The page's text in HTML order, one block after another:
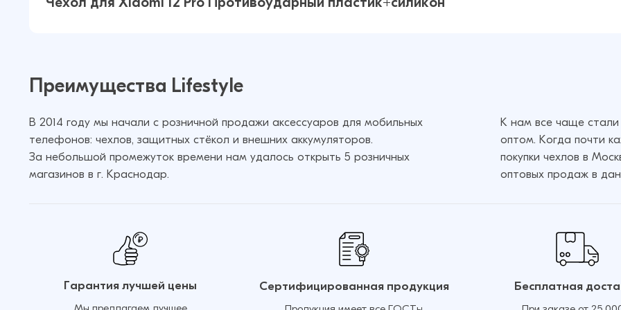
пластик+силикон (Прозрачный)
Преимущества Lifestyle
В 2014 году мы начали с розничной продажи аксессуаров для мобильных
телефонов: чехлов, защитных стёкол и внешних аккумуляторов.
За небольшой промежуток времени нам удалось открыть 5 розничных
магазинов в г. Краснодар.
К нам все чаще стали
оптом. Когда почти
покупки чехлов в
оптовых продаж в
Гарантия лучшей цены
Мы предлагаем лучшее
Сертифицированная продукция Бесплатная